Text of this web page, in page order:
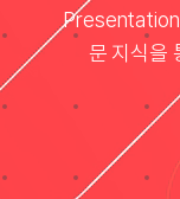
Resource
블로그
Taxonomies
Presentation
문 지식을